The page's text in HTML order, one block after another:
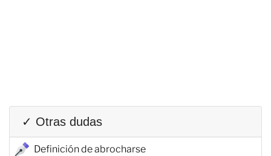
✓ Otras dudas
Definición de abrocharse